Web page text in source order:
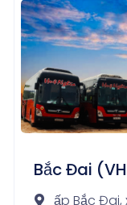
Bắc Đai
ấp Bắc Đai,